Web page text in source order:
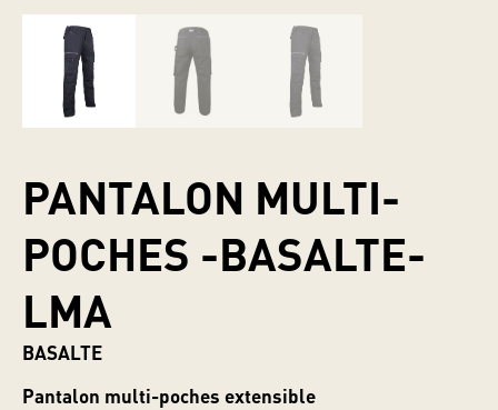
PANTALON MULTI-
POCHES -BASALTE-
LMA
BASALTE
Pantalon multi-poches extensible